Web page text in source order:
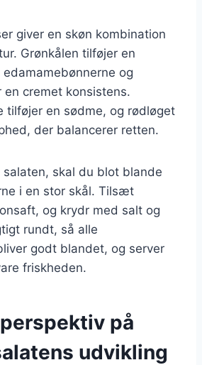
giver en skøn kombination
Grønkålen tilføjer en
og
en cremet konsistens.
tilføjer en sødme, og rødløget
der balancerer retten.
skal du blot blande
i en stor skål. Tilsæt
og krydr med salt og
rundt, så alle
godt blandet, og server
friskheden.
på
udvikling